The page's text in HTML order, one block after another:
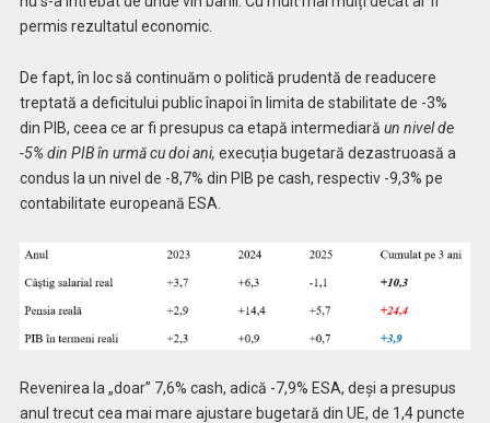
permis rezultatul economic.
De fapt, în loc să continuăm o politică prudentă de readucere
treptată a deficitului public înapoi în limita de stabilitate de -3%
din PIB, ceea ce ar fi presupus ca etapă intermediară un nivel de
-5% din PIB în urmă cu doi ani, execuția bugetară dezastruoasă a
condus la un nivel de -8,7% din PIB pe cash, respectiv -9,3% pe
contabilitate europeană ESA.
Revenirea la „doar” 7,6% cash, adică -7,9% ESA, deși a presupus
anul trecut cea mai mare ajustare bugetară din UE, de 1,4 puncte